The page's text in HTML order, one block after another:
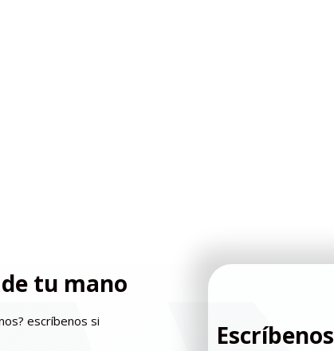
tu mano
escríbenos si
Escríbenos